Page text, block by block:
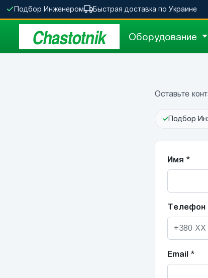
Подбор Инженером Быстрая доставка по Украине
Chastotnik Оборудование
Оставьте
✓Подбор
Имя *
Телефон
Email *